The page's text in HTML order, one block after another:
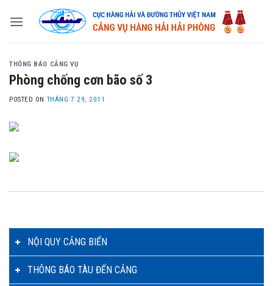
NỘI QUY CẢNG BIỂN
THÔNG BÁO TÀU ĐẾN CẢNG
THÔNG BÁO CẢNG VỤ
Phòng chống cơn bão số 3
POSTED ON THÁNG 7 29, 2011